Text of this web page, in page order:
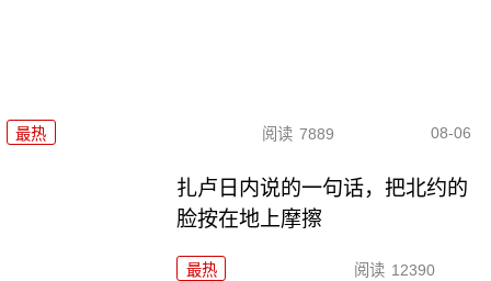
最热 阅读 7889 08-06
扎卢日内说的一句话，把北约的
脸按在地上摩擦
最热 阅读 12390